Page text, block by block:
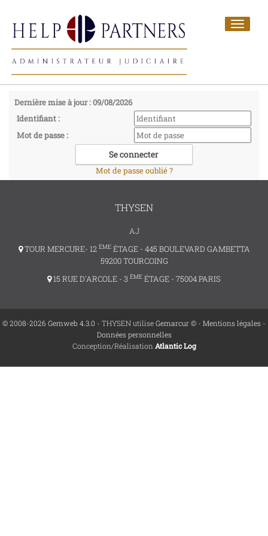
Toggle
Dernière mise à jour : 09/08/2026
Identifiant :
Mot de passe :
Mot de passe oublié ?
THYSEN
AJ
TOUR MERCURE- 12 ÈMEÉTAGE - 445 BOULEVARD GAMBETTA
59200 TOURCOING
15 RUE D'ARCOLE - 3 ÈME ÉTAGE - 75004 PARIS
© 2008-2026 Gemweb 4.3.0 - THYSEN utiliseGemarcur © - Mentions légales -
Données personnelles
Conception/Réalisation Atlantic Log